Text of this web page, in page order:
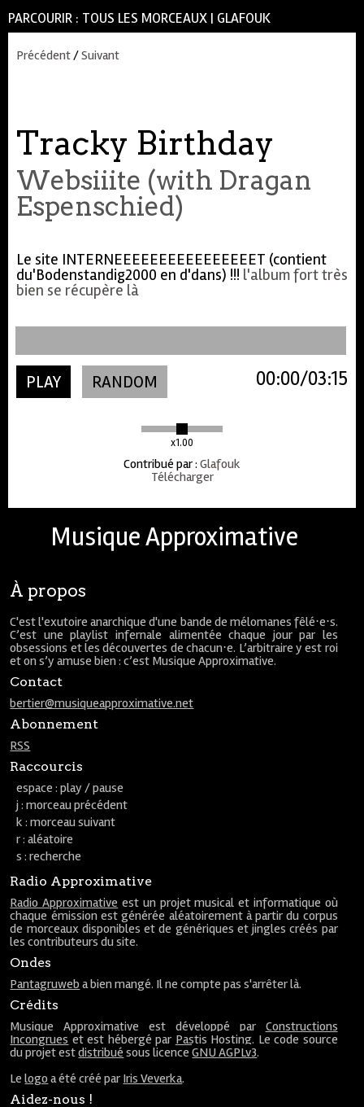
PARCOURIR : TOUS LES MORCEAUX | GLAFOUK
Précédent/Suivant
Tracky Birthday
Websiiite (with Dragan
Espenschied)
Le site INTERNEEEEEEEEEEEEEEEET (contient
du'Bodenstandig2000 en d'dans) !!! l'album fort très
bien se récupère là
PLAY RANDOM
x1.00
03:15
00:00
Contribué par: Glafouk
Télécharger
Musique Approximative
À propos
C'est l'exutoire anarchique d'une bande de mélomanes fêlé⋅e⋅s.
C’est une playlist infernale alimentée chaque jour par les
obsessions et les découvertes de chacun⋅e. L’arbitraire y est roi
et on s’y amuse bien : c’est Musique Approximative.
Contact
bertier@musiqueapproximative.net
Abonnement
RSS
Raccourcis
espace : play / pause
j : morceau précédent
k : morceau suivant
r : aléatoire
s : recherche
Radio Approximative
Radio Approximative est un projet musical et informatique où
chaque émission est générée aléatoirement à partir du corpus
de morceaux disponibles et de génériques et jingles créés par
les contributeurs du site.
Ondes
Pantagruweb a bien mangé. Il ne compte pas s'arrêter là.
Crédits
Musique Approximative est développé par Constructions
Incongrues et est hébergé par Pastis Hosting. Le code source
du projet estdistribué sous licenceGNU AGPLv3.
Lelogo a été créé par Iris Veverka.
Aidez-nous !